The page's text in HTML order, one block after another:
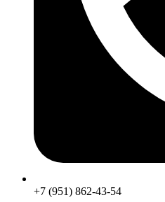
+7 (951) 862-43-54